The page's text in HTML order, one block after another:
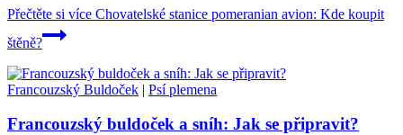
Přečtěte si více Chovatelské stanice pomeranian avion: Kde koupit
štěně?
Francouzský Buldoček | Psí plemena
Francouzský buldoček a sníh: Jak se připravit?